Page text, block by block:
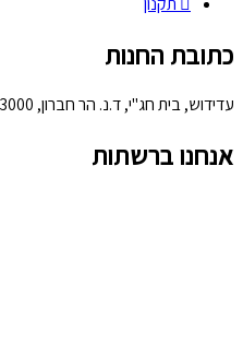
כתובת החנות
עדידוש, בית חג"י, ד.נ. הר חברון, 9043000
אנחנו ברשתות